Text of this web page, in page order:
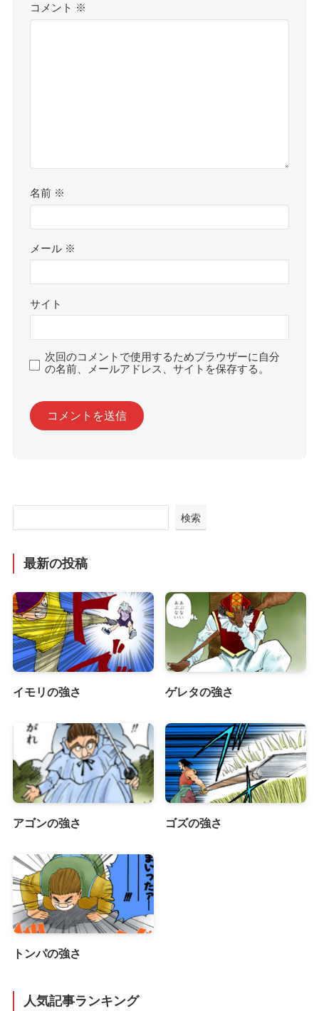
コメント ※
名前 ※
メール ※
サイト
次回のコメントで使用するためブラウザーに自分
の名前、メールアドレス、サイトを保存する。
検索
最新の投稿
イモリの強さ ゲレタの強さ
アゴンの強さ ゴズの強さ
トンパの強さ
人気記事ランキング